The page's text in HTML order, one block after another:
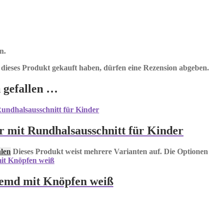
Produkt gekauft haben, dürfen eine Rezension abgeben.
gefallen …
mit Rundhalsausschnitt für Kinder
Dieses Produkt weist mehrere Varianten auf. Die
mit Knöpfen weiß